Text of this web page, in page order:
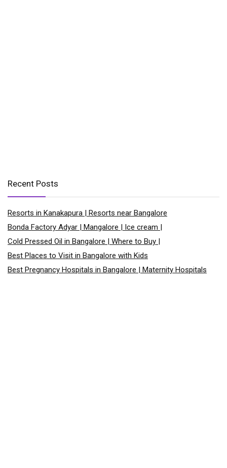
Recent Posts
Resorts in Kanakapura | Resorts near Bangalore
Bonda Factory Adyar | Mangalore | Ice cream |
Cold Pressed Oil in Bangalore | Where to Buy |
Best Places to Visit in Bangalore with Kids
Best Pregnancy Hospitals in Bangalore | Maternity Hospitals